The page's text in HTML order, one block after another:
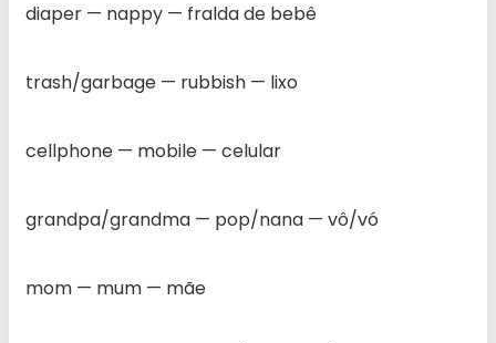
diaper — nappy — fralda de bebê
trash/garbage — rubbish — lixo
cellphone — mobile — celular
grandpa/grandma — pop/nana — vô/vó
mom — mum — mãe